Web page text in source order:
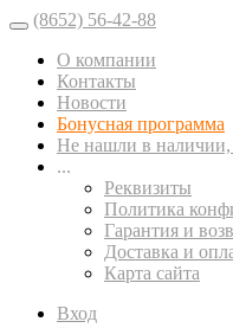
(8652) 56-42-88
О компании
Контакты
Новости
Бонусная программа
Не нашли в наличии,
...
Реквизиты
Политика
Гарантия и
Доставка и
Карта сайта
Вход